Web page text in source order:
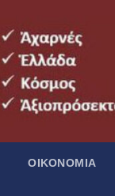
ΟΙΚΟΝΟΜΙΑ